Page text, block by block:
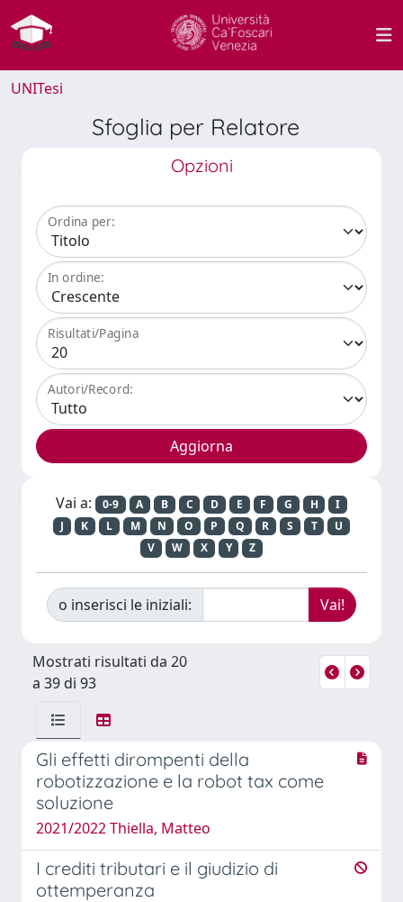
UNITesi
Sfoglia per Relatore
Opzioni
Ordina per:
In ordine:
Risultati/Pagina
Autori/Record:
Vai a: 0-9 A B C D E F G H
I
J
K L M N O P Q R S T
U
V
W X Y Z
o inserisci le iniziali:
Mostrati risultati da 20
a 39 di 93
Gli effetti dirompenti della
robotizzazione e la robot tax come
soluzione
2021/2022 Thiella, Matteo
I crediti tributari e il giudizio di
ottemperanza